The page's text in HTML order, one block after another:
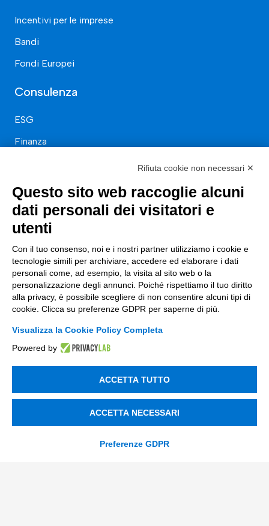
Incentivi per le imprese
Bandi
Fondi Europei
Consulenza
ESG
Finanza
Innovazione di prodotto e processo
Digital Marketing
Data & BI
Trasformazione Digitale
Compliance Normativa Integrata
Soluzioni Digitali
Smart Factory
Supply Chain
Soluzioni AI
Rifiuta cookie non necessari ✕
Questo sito web raccoglie alcuni
dati personali dei visitatori e
utenti
Con il tuo consenso, noi e i nostri partner utilizziamo i cookie e
tecnologie simili per archiviare, accedere ed elaborare i dati
personali come, ad esempio, la visita al sito web o la
personalizzazione degli annunci. Poiché rispettiamo il tuo diritto
alla privacy, è possibile scegliere di non consentire alcuni tipi di
cookie. Clicca su preferenze GDPR per saperne di più.
Visualizza la Cookie Policy Completa
Powered by
ACCETTA TUTTO
ACCETTA NECESSARI
Preferenze GDPR